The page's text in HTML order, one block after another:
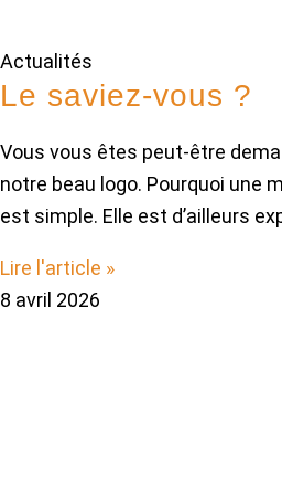
Actualités
Le saviez-vous ?
Vous vous êtes peut-être
notre beau logo. Pourquoi une
est simple. Elle est d’ailleurs
Lire l'article »
8 avril 2026